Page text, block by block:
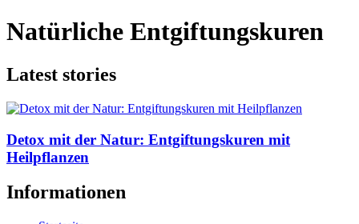
Natürliche Entgiftungskuren
Latest stories
Detox mit der Natur: Entgiftungskuren mit
Heilpflanzen
Informationen